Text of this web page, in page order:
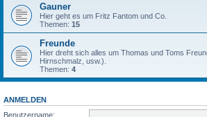
Gauner
Hier geht es um Fritz Fantom und Co.
Themen: 15
Freunde
Hier dreht sich alles um Thomas und Toms
Hirnschmalz, usw.).
Themen: 4
ANMELDEN
Benutzername: